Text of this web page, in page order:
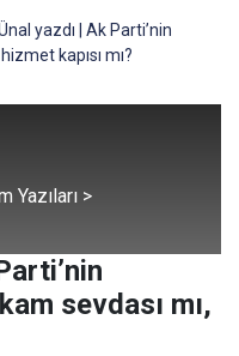
yazdı | Ak Parti’nin
kapısı mı?
Yazıları >
sevdası mı,